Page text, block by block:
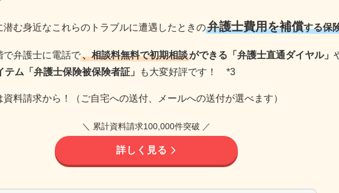
潜む身近なこれらのトラブルに遭遇したときの弁護士費用を補償する保
で弁護士に電話で、相談料無料で初期相談ができる「弁護士直通ダイヤル」
テム「弁護士保険被保険者証」 も大変好評です！ *3
料請求から！（ご自宅への送付、メールへの送付が選べます）
＼ 累計資料請求100,000件突破 ／
詳しく見る